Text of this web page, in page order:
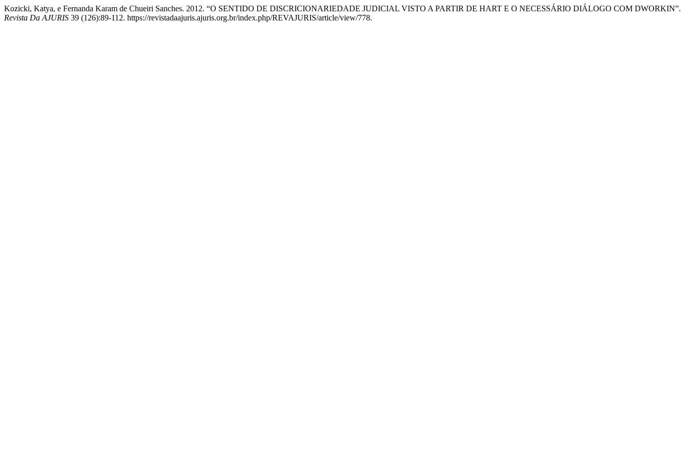
Kozicki, Katya, e Fernanda Karam de Chueiri Sanches. 2012. “O SENTIDO DE DISCRICIONARIEDADE JUDICIAL VISTO A PARTIR DE HART E O NECESSÁRIO DIÁLOGO COM DWORKIN”.
Revista Da AJURIS 39 (126):89-112. https://revistadaajuris.ajuris.org.br/index.php/REVAJURIS/article/view/778.